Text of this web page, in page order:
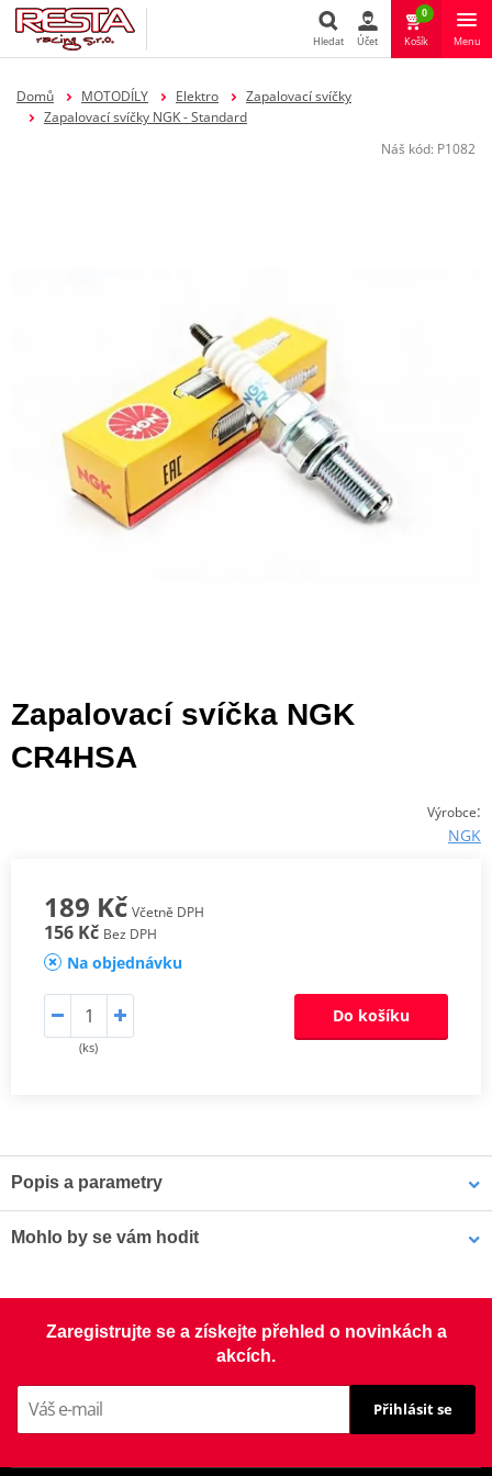
Hledat Účet
0
Košík Menu
Domů MOTODÍLY Elektro
Zapalovací svíčky
Zapalovací svíčky NGK - Standard
Náš kód: P1082
Zapalovací svíčka NGK
CR4HSA
Výrobce:
NGK
189 Kč Včetně DPH
156 Kč Bez DPH
Na objednávku
(ks)
Do košíku
Popis a parametry
navrženou středovou elektrodou s V-drážkou, která zlepšuje
mědi zajišťuje lepší odvod tepla pro spolehlivější starty a nižší
Závity válcované za studena zabraňují poškození závitu a
vzniku křížového závitu v hlavě válců
Třívrstvá povrchová úprava eliminuje nutnost použití pasty
Vysoce kvalitní keramika z hlinitokřemičitanu (aluminosilikátu)
Mohlo by se vám hodit
Zaregistrujte se a získejte přehled o novinkách a
akcích.
Přihlásit se